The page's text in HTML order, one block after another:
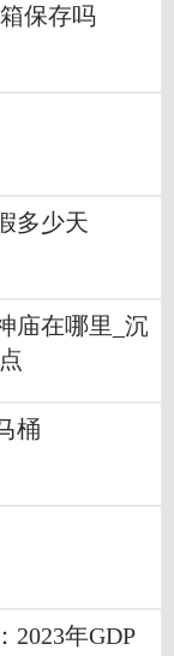
保存吗
多少天
庙在哪里_沉
桶
2023年GDP